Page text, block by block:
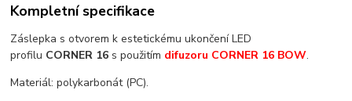
Kompletní specifikace
Záslepka s otvorem k estetickému ukončení LED
profilu CORNER 16 s použitím difuzoru CORNER 16 BOW.
Materiál: polykarbonát (PC).